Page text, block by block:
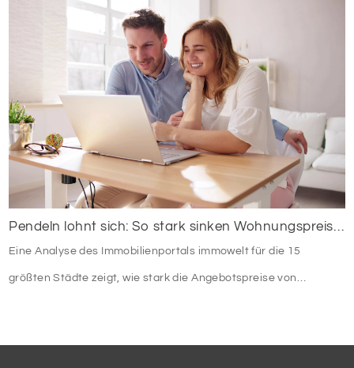
Sanierung binnen 54 Monaten nach Förderzusage / Sanierung
in Einzelmaßnahmen […]
Pendeln lohnt sich: So stark sinken Wohnungspreise im Umland
Eine Analyse des Immobilienportals immowelt für die 15
größten Städte zeigt, wie stark die Angebotspreise von